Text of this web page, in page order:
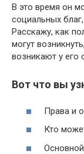
В это время он
социальных
Расскажу, как
могут
возникают у его
Вот что вы
Права и
Кто